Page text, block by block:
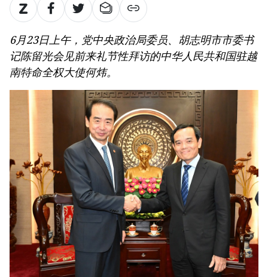
6月23日上午，党中央政治局委员、胡志明市市委书
记陈留光会见前来礼节性拜访的中华人民共和国驻越
南特命全权大使何炜。